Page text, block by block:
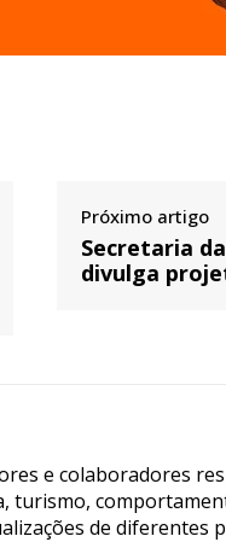
Próximo artigo
Secretaria
divulga
e colaboradores
turismo,
de diferentes